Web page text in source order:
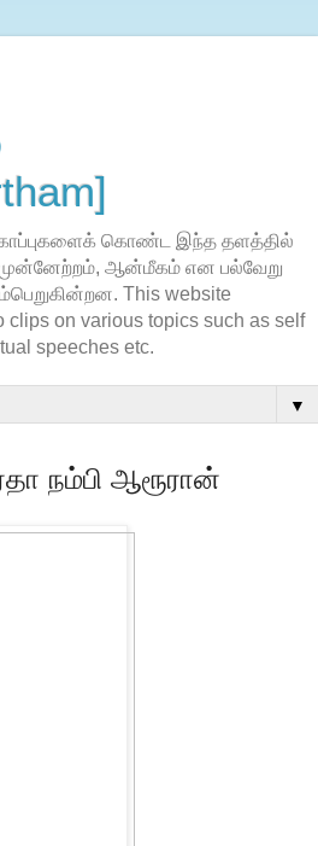
கொண்ட இந்த தளத்தில்
முன்னேற்றம், ஆன்மீகம் என பல்வேறு
This website
clips on various topics such as self
speeches etc.
▼
நம்பி ஆரூரான்